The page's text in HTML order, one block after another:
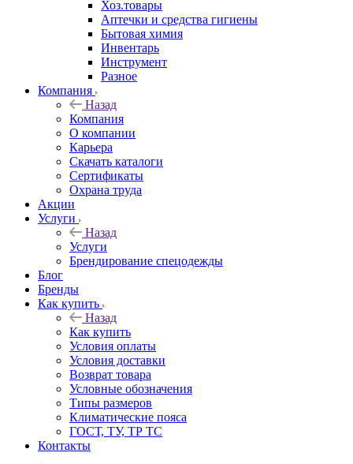
Хоз.товары
Аптечки и средства гигиены
Бытовая химия
Инвентарь
Инструмент
Разное
Компания
Назад
Компания
О компании
Карьера
Cкачать каталоги
Сертификаты
Охрана труда
Акции
Услуги
Назад
Услуги
Брендирование спецодежды
Блог
Бренды
Как купить
Назад
Как купить
Условия оплаты
Условия доставки
Возврат товара
Условные обозначения
Типы размеров
Климатические пояса
ГОСТ, ТУ, ТР ТС
Контакты